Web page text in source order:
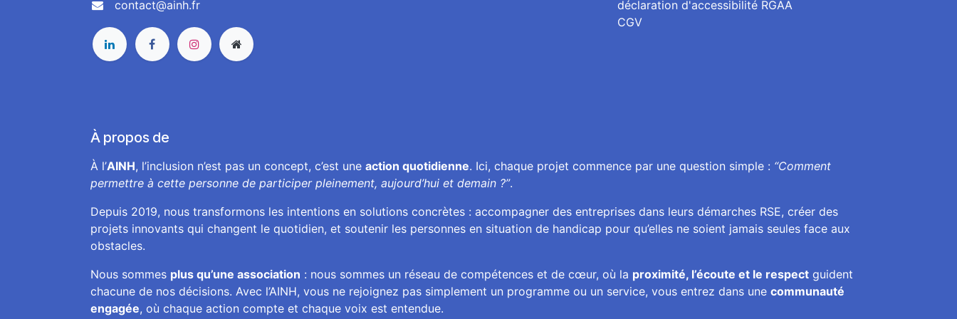
contact@ainh.fr
À propos de
À l’AINH, l’inclusion n’est pas un concept, c’est une action quotidienne. Ici, chaque projet commence par une question simple : “Comment
permettre à cette personne de participer pleinement, aujourd’hui et demain ?”.
Depuis 2019, nous transformons les intentions en solutions concrètes : accompagner des entreprises dans leurs démarches RSE, créer des
projets innovants qui changent le quotidien, et soutenir les personnes en situation de handicap pour qu’elles ne soient jamais seules face aux
obstacles.
Nous sommes plus qu’une association : nous sommes un réseau de compétences et de cœur, où la proximité, l’écoute et le respect guident
chacune de nos décisions. Avec l’AINH, vous ne rejoignez pas simplement un programme ou un service, vous entrez dans une communauté
engagée, où chaque action compte et chaque voix est entendue.
déclaration d'accessibilité RGAA
CGV